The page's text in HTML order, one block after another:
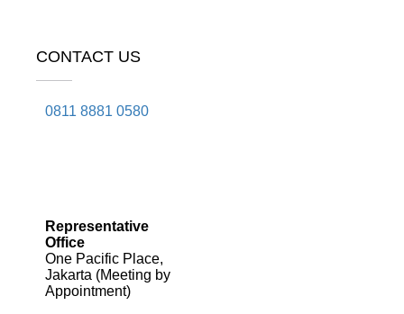
CONTACT US
0811 8881 0580
Representative
Office
One Pacific Place,
Jakarta (Meeting by
Appointment)